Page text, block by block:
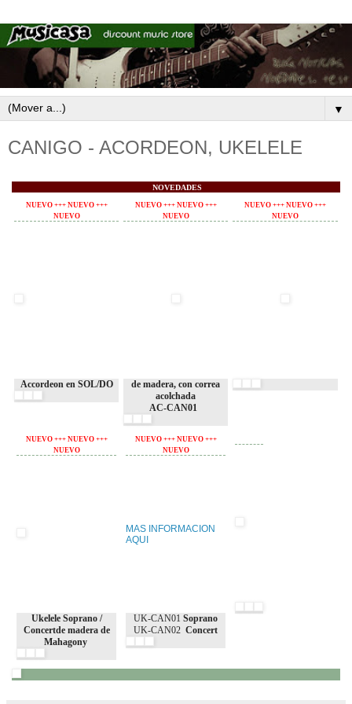
▼
CANIGO - ACORDEON, UKELELE
NOVEDADES
NUEVO +++ NUEVO +++
NUEVO
Accordeon en SOL/DO
NUEVO +++ NUEVO +++
NUEVO
de madera, con correa
acolchada
AC-CAN01
NUEVO +++ NUEVO +++
NUEVO
NUEVO +++ NUEVO +++
NUEVO
Ukelele Soprano /
Concertde madera de
Mahagony
NUEVO +++ NUEVO +++
NUEVO
MAS INFORMACION
AQUI
UK-CAN01 Soprano
UK-CAN02 Concert